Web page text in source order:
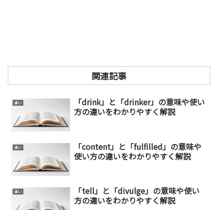
関連記事
違い
「drink」と「drinker」の意味や使い
方の違いをわかりやすく解説
違い
「content」と「fulfilled」の意味や
使い方の違いをわかりやすく解説
違い
「tell」と「divulge」の意味や使い
方の違いをわかりやすく解説